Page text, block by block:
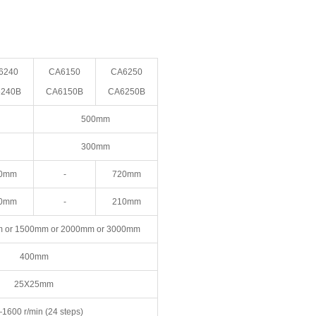
CA6150
CA6150B
CA6250
CA6250B
500mm
300mm
- 720mm
- 210mm
or 1500mm or 2000mm or 3000mm
400mm
25X25mm
r/min (24 steps)